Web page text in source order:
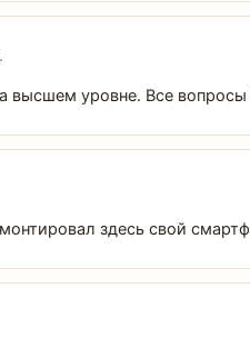
высшем уровне. Все
здесь свой